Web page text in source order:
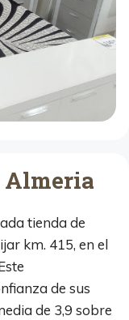
Almeria
tienda de
km. 415, en el
de sus
de 3,9 sobre